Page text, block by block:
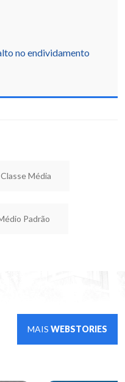
no endividamento
Classe Média
Padrão
MAIS WEBSTORIES